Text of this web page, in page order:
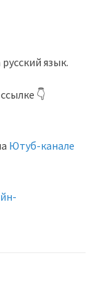
язык.
👇
Ютуб-канале